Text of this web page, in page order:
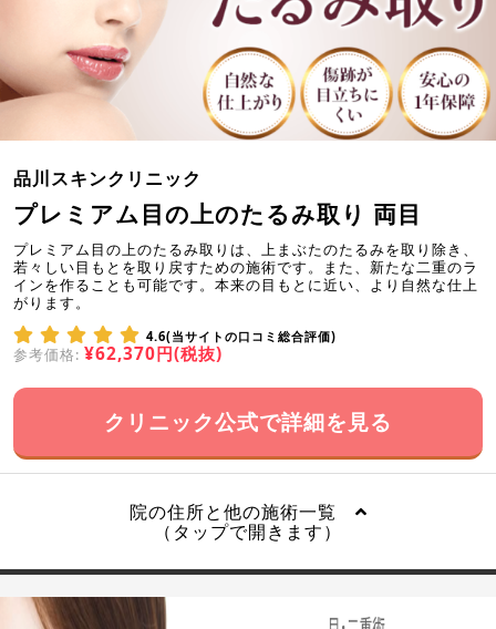
品川スキンクリニック
プレミアム目の上のたるみ取り 両目
プレミアム目の上のたるみ取りは、上まぶたのたるみを取り除き、
若々しい目もとを取り戻すための施術です。また、新たな二重のラ
インを作ることも可能です。本来の目もとに近い、より自然な仕上
がります。
4.6(当サイトの口コミ総合評価)
参考価格: ¥62,370円(税抜)
クリニック公式で詳細を見る
院の住所と他の施術一覧
（タップで開きます）